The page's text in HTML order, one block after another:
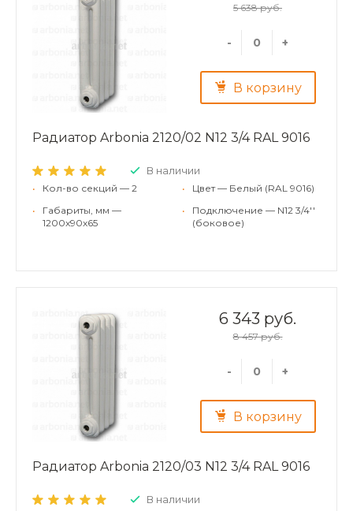
5 638 руб.
- +
В корзину
Радиатор Arbonia 2120/02 N12 3/4 RAL 9016
В наличии
•
Кол-во секций — 2
•
Габариты, мм —
1200x90x65
•
Цвет — Белый (RAL 9016)
•
Подключение — N12 3/4''
(боковое)
6 343 руб.
8 457 руб.
- +
В корзину
Радиатор Arbonia 2120/03 N12 3/4 RAL 9016
В наличии